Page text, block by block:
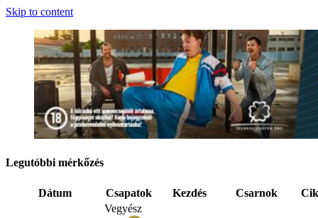
Skip to content
Legutóbbi mérkőzés
Dátum Csapatok Kezdés Csarnok
Vegyész